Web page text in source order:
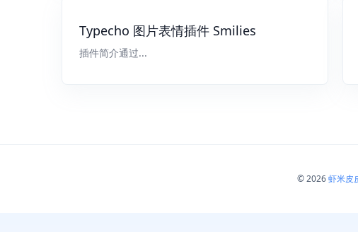
Typecho 图片表情插件 Smilies
插件简介通过...
© 2026虾米皮